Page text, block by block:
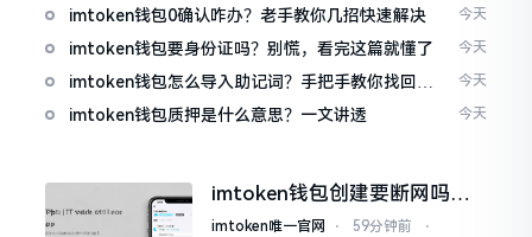
情况
imtoken钱包0确认咋办？老手教你几招快速解决 今天
imtoken钱包要身份证吗？别慌，看完这篇就懂了 今天
imtoken钱包怎么导入助记词？手把手教你找回资
产
今天
imtoken钱包质押是什么意思？一文讲透 今天
imtoken钱包创建要断网吗？
老玩家说说真实情况
imtoken唯一官网 ⋅ 59分钟前
⋅